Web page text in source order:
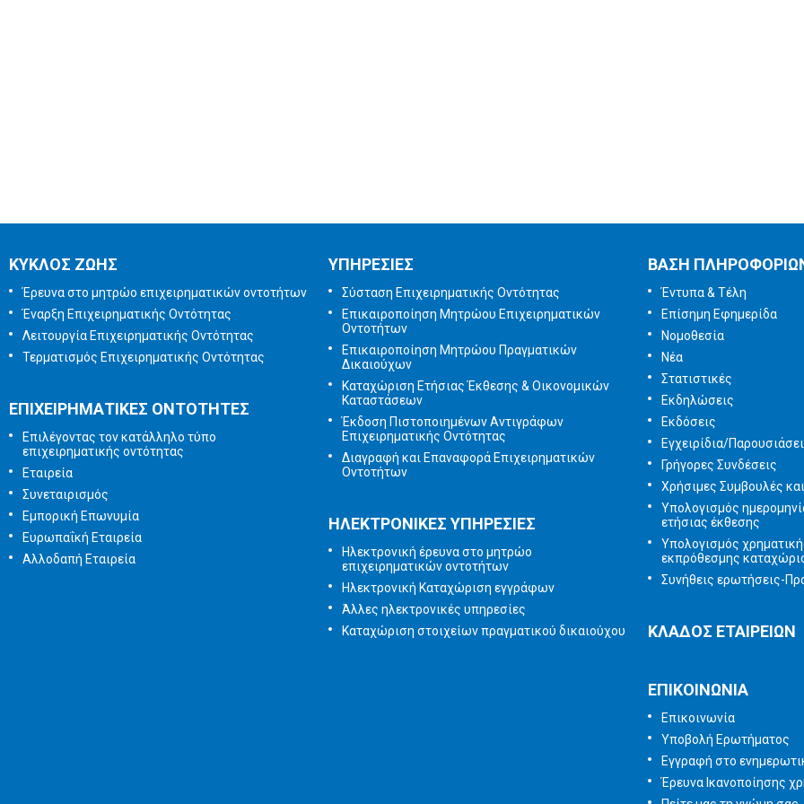
ΚΥΚΛΟΣ ΖΩΗΣ
Έρευνα στο μητρώο επιχειρηματικών οντοτήτων
Έναρξη Επιχειρηματικής Οντότητας
Λειτουργία Επιχειρηματικής Οντότητας
Τερματισμός Επιχειρηματικής Οντότητας
ΕΠΙΧΕΙΡΗΜΑΤΙΚΕΣ ΟΝΤΟΤΗΤΕΣ
Επιλέγοντας τον κατάλληλο τύπο
επιχειρηματικής οντότητας
Εταιρεία
Συνεταιρισμός
Εμπορική Επωνυμία
Ευρωπαΐκή Εταιρεία
Αλλοδαπή Εταιρεία
ΥΠΗΡΕΣΙΕΣ
Σύσταση Επιχειρηματικής Οντότητας
Επικαιροποίηση Μητρώου Επιχειρηματικών
Οντοτήτων
Επικαιροποίηση Μητρώου Πραγματικών
Δικαιούχων
Καταχώριση Ετήσιας Έκθεσης & Οικονομικών
Καταστάσεων
Έκδοση Πιστοποιημένων Αντιγράφων
Επιχειρηματικής Οντότητας
Διαγραφή και Επαναφορά Επιχειρηματικών
Οντοτήτων
ΗΛΕΚΤΡΟΝΙΚΕΣ ΥΠΗΡΕΣΙΕΣ
Ηλεκτρονική έρευνα στο μητρώο
επιχειρηματικών οντοτήτων
Ηλεκτρονική Καταχώριση εγγράφων
Άλλες ηλεκτρονικές υπηρεσίες
Καταχώριση στοιχείων πραγματικού δικαιούχου
ΒΑΣΗ
Έντυπα & Τέλη
Επίσημη Εφημερίδα
Νομοθεσία
Νέα
Στατιστικές
Εκδηλώσεις
Εκδόσεις
Εγχειρίδια/
Γρήγορες Συνδέσεις
Χρήσιμες Συμβουλές
Υπολογισμός
ετήσιας έκθεσης
Υπολογισμός
εκπρόθεσμης
Συνήθεις ερωτήσεις-
ΚΛΑΔΟΣ ΕΤΑΙΡΕΙΩΝ
ΕΠΙΚΟΙΝΩΝΙΑ
Επικοινωνία
Υποβολή Ερωτήματος
Εγγραφή στο
Έρευνα Ικανοποίησης